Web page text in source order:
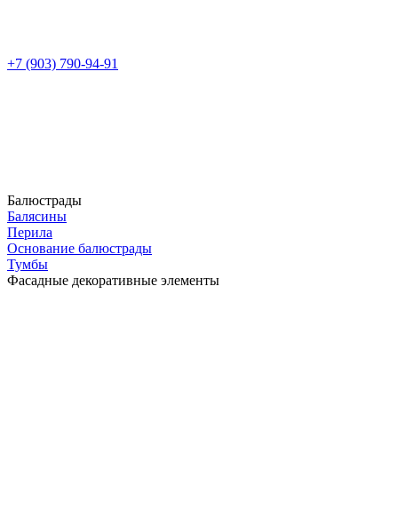
+7 (903) 790-94-91
Балюстрады
Балясины
Перила
Основание балюстрады
Тумбы
Фасадные декоративные элементы